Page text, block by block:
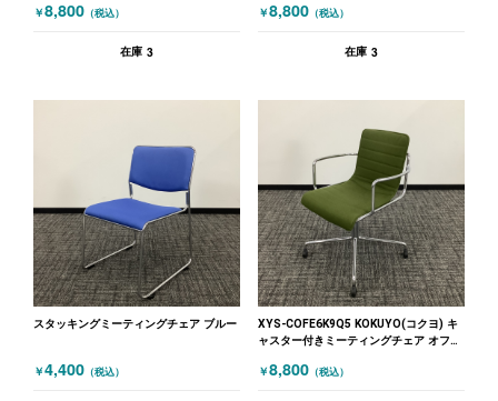
￥8,800 （税込）
在庫 3
￥8,800 （税込）
在庫 3
スタッキングミーティングチェア ブルー
￥4,400 （税込）
XYS-COFE6K9Q5 KOKUYO(コクヨ) キ
ャスター付きミーティングチェア オフセ
￥8,800 （税込）